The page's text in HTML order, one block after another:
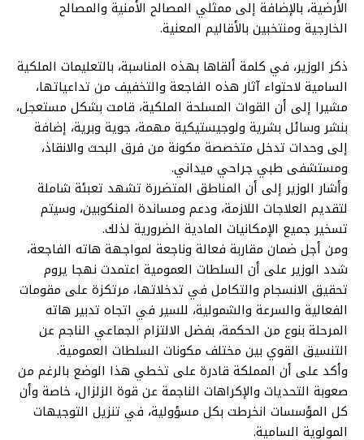
الأرضية، بالإضافة إلى ممثلي المصالح الأمنية والمصالح
الخارجية ومنتخبين بالأقاليم المعنية.
ذكر الوزير، في كلمة ألقاها بهذه المناسبة، بالتعليمات الملكية
السامية لاحتواء آثار هذه الفاجعة والتخفيف من تداعياتها،
مشيرا إلى أن القوات المسلحة الملكية، قامت بشكل مستعجل،
بنشر وسائل بشرية ولوجيستيكية مهمة، جوية وبرية، إضافة
إلى وحدات تدخل متخصصة مكونة من فرق البحث والانقاذ،
ومستشفى طبي جراحي ميداني.
وأشار الوزير إلى أن المناطق المتضررة تشهد تعبئة شاملة
لتقديم العلاجات اللازمة، ودعم ومساندة المنكوبين، وسيتم
تسخير جميع الإمكانيات المادية الضرورية لذلك.
ومن أجل ضمان مقاربة فعالة وناجعة لمواجهة هاته الفاجعة،
شدد الوزير على أن السلطات العمومية اعتمدت نهجا يروم
تحقيق الانسجام والتكامل في تدخلاتها، مرتكزة على مقومات
الفعالية والسرعة والشمولية، للسير في اتجاه تدبير هاته
المرحلة بنوع من الحكمة، بفضل الالتزام الجماعي الناجم عن
التنسيق القوي بين مختلف مكونات السلطات العمومية.
وأكد على أن المملكة قادرة على تخطي هذا الوضع بالرغم من
صعوبة التحديات والإكراهات الناجمة عن قوة الزلزال، خاصة وأن
كل المؤسسات انخرطت بكل مسؤولية، في تنزيل التوجيهات
المولوية السامية.